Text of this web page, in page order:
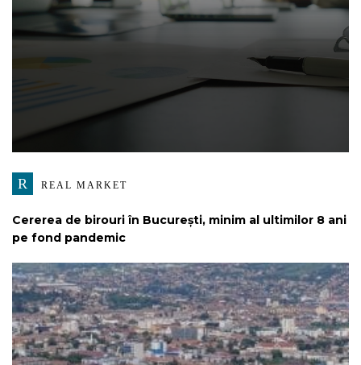
R REAL MARKET
Cererea de birouri în București, minim al ultimilor 8 ani
pe fond pandemic